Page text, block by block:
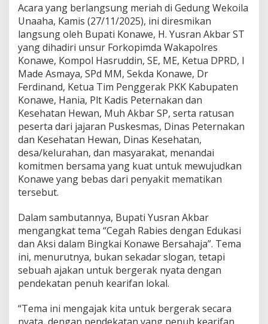
Acara yang berlangsung meriah di Gedung Wekoila
Unaaha, Kamis (27/11/2025), ini diresmikan
langsung oleh Bupati Konawe, H. Yusran Akbar ST
yang dihadiri unsur Forkopimda Wakapolres
Konawe, Kompol Hasruddin, SE, ME, Ketua DPRD, I
Made Asmaya, SPd MM, Sekda Konawe, Dr
Ferdinand, Ketua Tim Penggerak PKK Kabupaten
Konawe, Hania, Plt Kadis Peternakan dan
Kesehatan Hewan, Muh Akbar SP, serta ratusan
peserta dari jajaran Puskesmas, Dinas Peternakan
dan Kesehatan Hewan, Dinas Kesehatan,
desa/kelurahan, dan masyarakat, menandai
komitmen bersama yang kuat untuk mewujudkan
Konawe yang bebas dari penyakit mematikan
tersebut.
Dalam sambutannya, Bupati Yusran Akbar
mengangkat tema “Cegah Rabies dengan Edukasi
dan Aksi dalam Bingkai Konawe Bersahaja”. Tema
ini, menurutnya, bukan sekadar slogan, tetapi
sebuah ajakan untuk bergerak nyata dengan
pendekatan penuh kearifan lokal.
“Tema ini mengajak kita untuk bergerak secara